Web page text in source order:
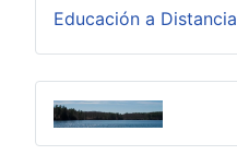
Educación a Distancia